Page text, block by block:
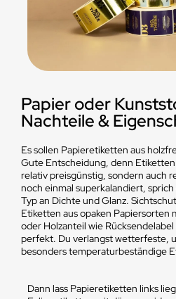
Papier oder
Nachteile &
Es sollen Papieretiketten aus
Gute Entscheidung, denn
relativ preisgünstig, sondern auch
noch einmal superkalandiert,
Typ an Dichte und Glanz.
Etiketten aus opaken
oder Holzanteil wie
perfekt. Du verlangst wetterfeste,
besonders temperaturbeständige
Dann lass Papieretiketten links